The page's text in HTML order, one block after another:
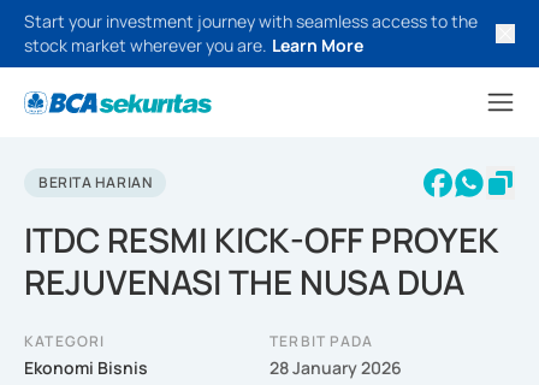
Start your investment journey with seamless access to the
stock market wherever you are. Learn More
BERITA HARIAN
ITDC RESMI KICK-OFF PROYEK
REJUVENASI THE NUSA DUA
KATEGORI
Ekonomi Bisnis
TERBIT PADA
28 January 2026